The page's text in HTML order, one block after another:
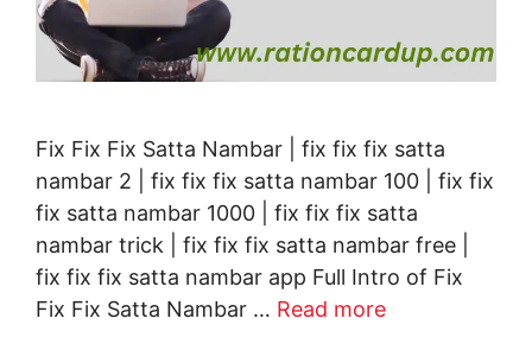
Fix Fix Fix Satta Nambar | fix fix fix satta
nambar 2 | fix fix fix satta nambar 100 | fix fix
fix satta nambar 1000 | fix fix fix satta
nambar trick | fix fix fix satta nambar free |
fix fix fix satta nambar app Full Intro of Fix
Fix Fix Satta Nambar … Read more